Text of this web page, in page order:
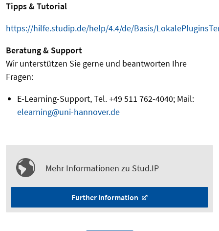
Tipps & Tutorial
https://hilfe.studip.de/help/4.4/de/Basis/
Beratung & Support
Wir unterstützen Sie gerne und beantworten Ihre
Fragen:
E-Learning-Support, Tel. +49 511 762-4040; Mail:
elearning@uni-hannover.de
Mehr Informationen zu Stud.IP
Further information